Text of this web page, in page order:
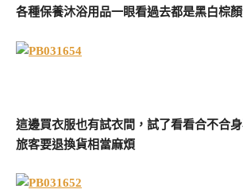
各種保養沐浴用品一眼看過去都是黑白棕
這邊買衣服也有試衣間，試了看看合不合
旅客要退換貨相當麻煩